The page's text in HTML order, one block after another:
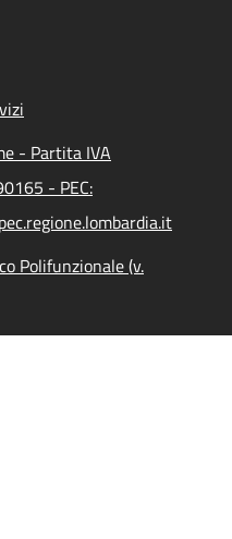
- Partita IVA
- PEC:
Polifunzionale (v.